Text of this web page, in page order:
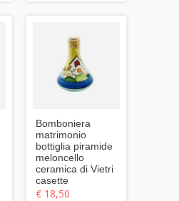
Bomboniera
matrimonio
bottiglia piramide
meloncello
ceramica di Vietri
casette
€ 18,50